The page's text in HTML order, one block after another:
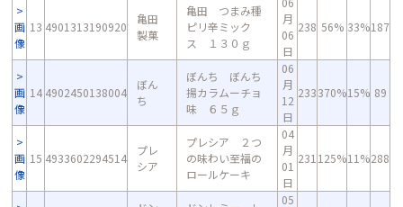
画
像
13 4901313190920
亀田
製菓
亀田 つまみ種
ピリ辛ミック
ス １３０ｇ
月
06
日
238 56% 33%187
画
像
14 4902450138004
ぼん
ち
ぼんち ぼんち
揚カラムーチョ
味 ６５ｇ
06
月
12
日
233370%15% 89
画
像
15 4933602294514
プレ
シア
プレシア ２つ
の味わい至福の
ロールケーキ
04
月
01
日
231 125%11%288
05